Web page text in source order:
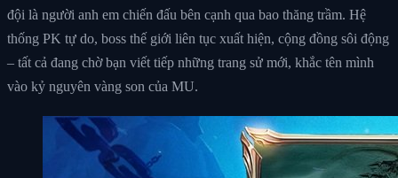
đội là người anh em chiến đấu bên cạnh qua bao thăng trầm. Hệ
thống PK tự do, boss thế giới liên tục xuất hiện, cộng đồng sôi động
– tất cả đang chờ bạn viết tiếp những trang sử mới, khắc tên mình
vào kỷ nguyên vàng son của MU.